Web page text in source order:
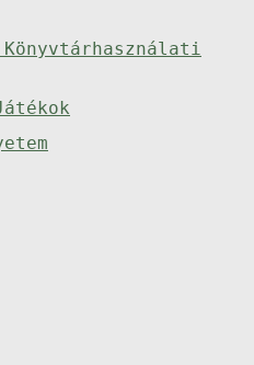
Könyvtárhasználati